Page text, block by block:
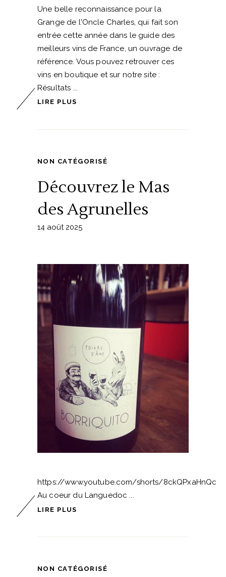
Une belle reconnaissance pour la
Grange de l'Oncle Charles, qui fait son
entrée cette année dans le guide des
meilleurs vins de France, un ouvrage de
référence. Vous pouvez retrouver ces
vins en boutique et sur notre site :
Résultats
LIRE PLUS
NON CATÉGORISÉ
Découvrez le Mas
des Agrunelles
14 août 2025
https://www.youtube.com/shorts/8ckQPxaHnQc
Au coeur du Languedoc
LIRE PLUS
NON CATÉGORISÉ